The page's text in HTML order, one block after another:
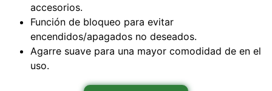
accesorios.
Función de bloqueo para evitar
encendidos/apagados no deseados.
Agarre suave para una mayor comodidad de en el
uso.